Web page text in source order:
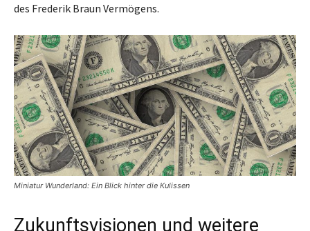
des Frederik Braun Vermögens.
Miniatur Wunderland: Ein Blick hinter die Kulissen
Zukunftsvisionen und weitere